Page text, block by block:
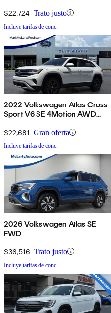
$22,724 Trato justo
Incluye tarifas de conc.
2022 Volkswagen Atlas Cross
Sport V6 SE 4Motion AWD
$22,681 Gran oferta
Incluye tarifas de conc.
2026 Volkswagen Atlas SE
FWD
$36,516 Trato justo
Incluye tarifas de conc.